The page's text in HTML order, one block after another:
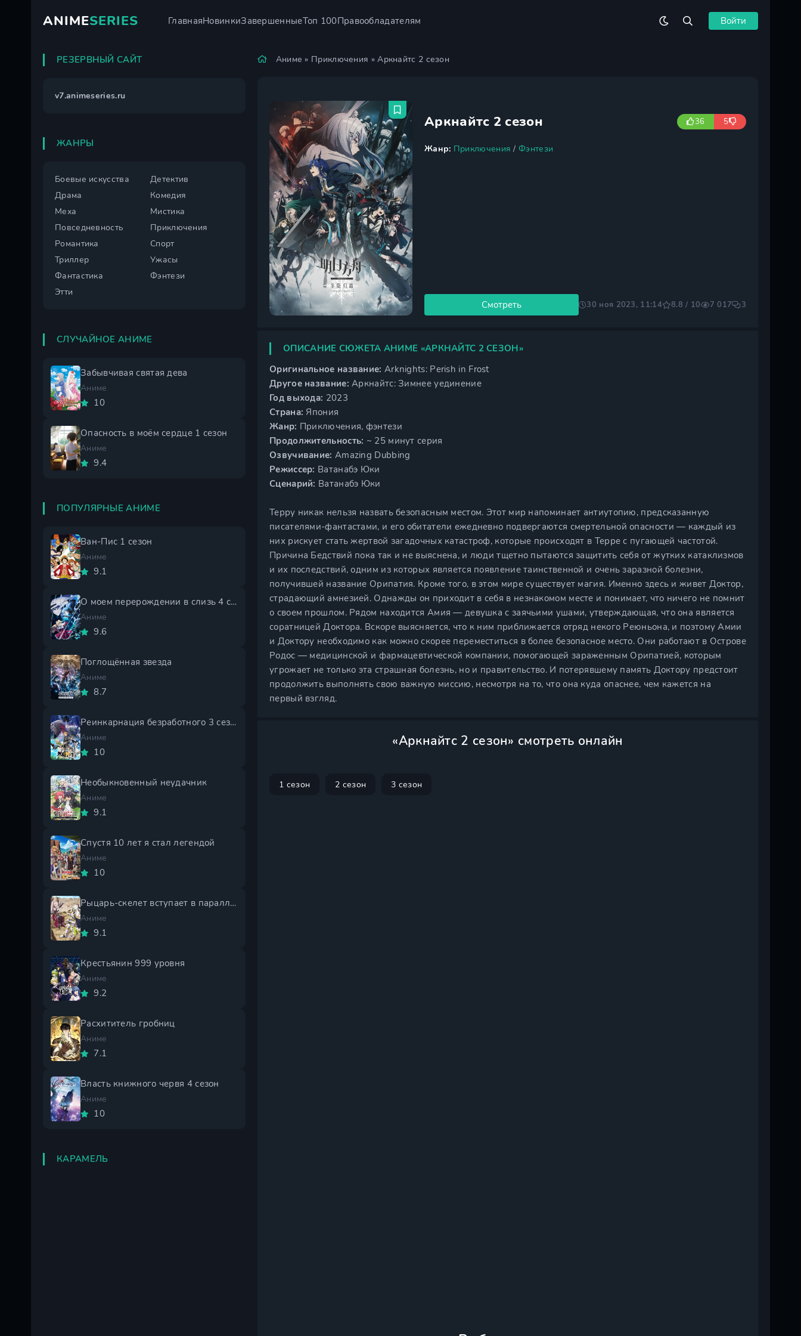
ANIMESERIES ГлавнаяНовинкиЗавершенныеТоп 100Правообладателям Войти
Аниме » Приключения » Аркнайтс 2 сезон
Аркнайтс 2 сезон 36 5
Жанр: Приключения / Фэнтези
Смотреть 30 ноя 2023, 11:14 8.8 / 10 7 017 3
ОПИСАНИЕ СЮЖЕТА АНИМЕ «АРКНАЙТС 2 СЕЗОН»
Оригинальное название: Arknights: Perish in Frost
Другое название: Аркнайтс: Зимнее уединение
Год выхода: 2023
Страна: Япония
Жанр: Приключения, фэнтези
Продолжительность: ~ 25 минут серия
Озвучивание: Amazing Dubbing
Режиссер: Ватанабэ Юки
Сценарий: Ватанабэ Юки
Терру никак нельзя назвать безопасным местом. Этот мир напоминает антиутопию, предсказанную
писателями-фантастами, и его обитатели ежедневно подвергаются смертельной опасности — каждый из
них рискует стать жертвой загадочных катастроф, которые происходят в Терре с пугающей частотой.
Причина Бедствий пока так и не выяснена, и люди тщетно пытаются защитить себя от жутких катаклизмов
и их последствий, одним из которых является появление таинственной и очень заразной болезни,
получившей название Орипатия. Кроме того, в этом мире существует магия. Именно здесь и живет Доктор,
страдающий амнезией. Однажды он приходит в себя в незнакомом месте и понимает, что ничего не помнит
о своем прошлом. Рядом находится Амия — девушка с заячьими ушами, утверждающая, что она является
соратницей Доктора. Вскоре выясняется, что к ним приближается отряд некого Реюньона, и поэтому Амии
и Доктору необходимо как можно скорее переместиться в более безопасное место. Они работают в Острове
Родос — медицинской и фармацевтической компании, помогающей зараженным Орипатией, которым
угрожает не только эта страшная болезнь, но и правительство. И потерявшему память Доктору предстоит
продолжить выполнять свою важную миссию, несмотря на то, что она куда опаснее, чем кажется на
первый взгляд.
«Аркнайтс 2 сезон» смотреть онлайн
1 сезон 2 сезон 3 сезон
РЕЗЕРВНЫЙ САЙТ
v7.animeseries.ru
ЖАНРЫ
Боевые искусства
Детектив
Драма
Комедия
Меха
Мистика
Повседневность
Приключения
Романтика
Спорт
Триллер
Ужасы
Фантастика
Фэнтези
Этти
СЛУЧАЙНОЕ АНИМЕ
Забывчивая святая дева
Аниме
10
Опасность в моём сердце 1 сезон
Аниме
9.4
ПОПУЛЯРНЫЕ АНИМЕ
Ван-Пис 1 сезон
Аниме
9.1
О моем перерождении в слизь 4 сезон
Аниме
9.6
Поглощённая звезда
Аниме
8.7
Реинкарнация безработного 3 сезон
Аниме
10
Необыкновенный неудачник
Аниме
9.1
Спустя 10 лет я стал легендой
Аниме
10
Рыцарь-скелет вступает в параллельный мир 2 сезон
Аниме
9.1
Крестьянин 999 уровня
Аниме
9.2
Расхититель гробниц
Аниме
7.1
Власть книжного червя 4 сезон
Аниме
10
КАРАМЕЛЬ